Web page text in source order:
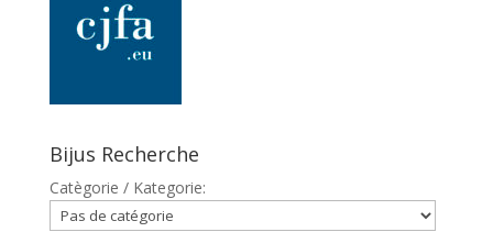
Bijus Recherche
Catègorie / Kategorie: